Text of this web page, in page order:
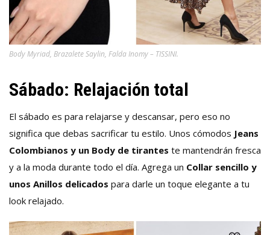
Body Myriad, Brazalete Saylin, Falda Inomy – TISSINI.
Sábado: Relajación total
El sábado es para relajarse y descansar, pero eso no
significa que debas sacrificar tu estilo. Unos cómodos Jeans
Colombianos y un Body de tirantes te mantendrán fresca
y a la moda durante todo el día. Agrega un Collar sencillo y
unos Anillos delicados para darle un toque elegante a tu
look relajado.